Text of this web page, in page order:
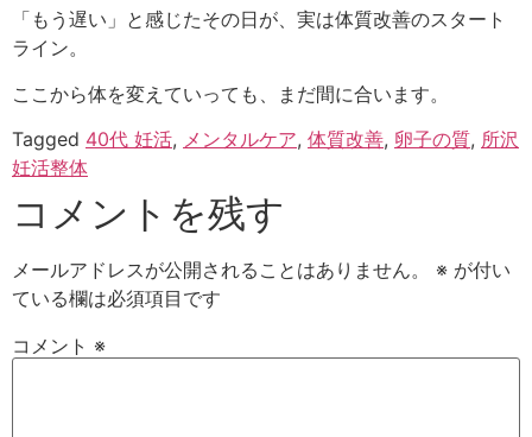
「もう遅い」と感じたその日が、実は体質改善のスタート
ライン。
ここから体を変えていっても、まだ間に合います。
Tagged 40代 妊活, メンタルケア, 体質改善, 卵子の質, 所沢
妊活整体
コメントを残す
メールアドレスが公開されることはありません。 ※ が付い
ている欄は必須項目です
コメント ※